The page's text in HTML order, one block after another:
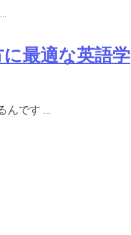
最適な英語学
んです …